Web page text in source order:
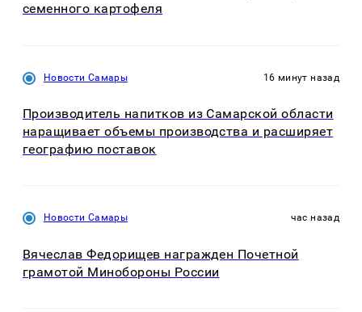
семенного картофеля
Новости Самары 16 минут назад
Производитель напитков из Самарской области
наращивает объемы производства и расширяет
географию поставок
Новости Самары час назад
Вячеслав Федорищев награжден Почетной
грамотой Минобороны России